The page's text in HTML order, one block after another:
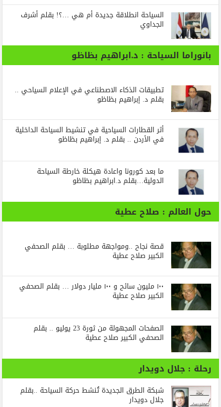
السياحة انطلاقة جديدة أم هي …؟! بقلم أشرف
الجداوي
بانوراما السياحة : د.ابراهيم بظاظو
تطبيقات الذكاء الاصطناعي في الإعلام السياحي ..
بقلم د. إبراهيم بظاظو
أثر القطارات السياحية في تنشيط السياحة الداخلية
في الأردن .. بقلم د. إبراهيم بظاظو
ما بعد كورونا واعادة هيكلة خارطة السياحة
الدولية…بقلم د.ابراهيم بظاظو
حول العالم : صلاح عطية
قصة نجاح ..ومواجهة مطلوبة … بقلم الصحفي
الكبير صلاح عطية
١٠٠ مليون سائح و ١٠٠ مليار دولار … بقلم الصحفي
الكبير صلاح عطية
الصفحات المجهولة من ثورة 23 يوليو .. بقلم
الصحفي الكبير صلاح عطية
رحلة : جلال دويدار
شبكة الطرق الجديدة تُنشط حركة السياحة ..بقلم
جلال دويدار